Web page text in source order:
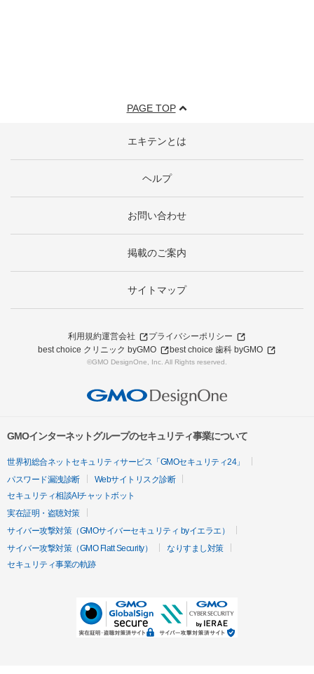
PAGE TOP
エキテンとは
ヘルプ
お問い合わせ
掲載のご案内
サイトマップ
利用規約運営会社
プライバシーポリシー
best choice クリニック byGMO
best choice 歯科 byGMO
©GMO DesignOne, Inc. All Rights reserved.
GMOインターネットグループのセキュリティ事業について
世界初総合ネットセキュリティサービス「GMOセキュリティ24」
パスワード漏洩診断
Webサイトリスク診断
セキュリティ相談AIチャットボット
実在証明・盗聴対策
サイバー攻撃対策（GMOサイバーセキュリティ byイエラエ）
サイバー攻撃対策（GMO Flatt Security）
なりすまし対策
セキュリティ事業の軌跡